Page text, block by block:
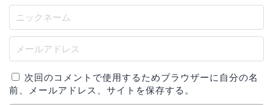
次回のコメントで使用するためブラウザーに自分の名
前、メールアドレス、サイトを保存する。